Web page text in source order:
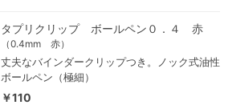
タプリクリップ ボールペン０．４ 赤
（0.4mm 赤）
丈夫なバインダークリップつき。ノック式油性
ボールペン（極細）
￥110